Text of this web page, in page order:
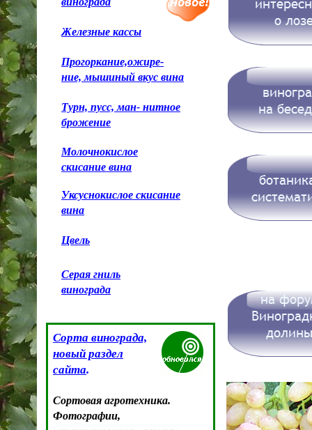
Железные кассы
Прогоркание,ожире-
ние, мышиный вкус вина
Турн, пусс, ман- нитное
брожение
Молочнокислое
скисание вина
Уксуснокислое скисание
вина
Цвель
Серая гниль
винограда
Сорта винограда,
новый раздел
сайта.
Сортовая агротехника.
Фотографии,